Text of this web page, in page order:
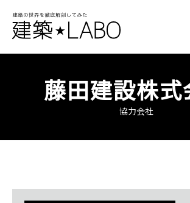
藤田建設株式
協力会社